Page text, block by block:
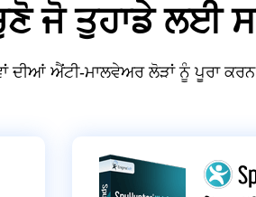
ਜੋ ਤੁਹਾਡੇ ਲਈ
ਦੀਆਂ ਐਂਟੀ-ਮਾਲਵੇਅਰ ਲੋੜਾਂ ਨੂੰ ਪੂਰਾ